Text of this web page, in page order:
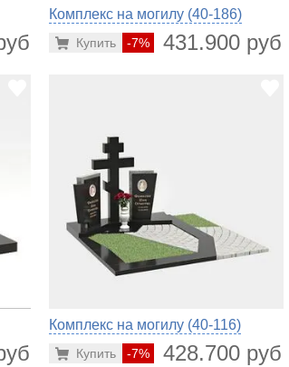
Комплекс на могилу (40-186)
-7% 431.900 руб.
Купить
Комплекс на могилу (40-116)
-7% 428.700 руб.
Купить